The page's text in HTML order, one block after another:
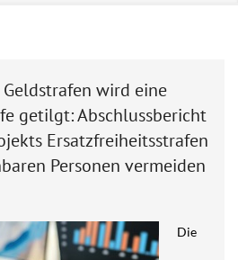
wird eine
getilgt: Abschlussbericht
Ersatzfreiheitsstrafen
Personen vermeiden
Die